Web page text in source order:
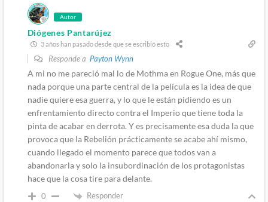
Autor
Diógenes Pantarújez
3 años han pasado desde que se escribió esto
Responde a Payton Wynn
A mi no me pareció mal lo de Mothma en Rogue One, más que
nada porque una parte central de la película es la idea de que
nadie quiere esa guerra, y lo que le están pidiendo es un
enfrentamiento directo contra el Imperio que tiene toda la
pinta de acabar en derrota. Y es precisamente esa duda la que
provoca que la Rebelión prácticamente se acabe ahí mismo,
cuando llegado el momento parece que todos van a
abandonarla y solo la insubordinación de los protagonistas
hace que la cosa tire para delante.
0 Responder